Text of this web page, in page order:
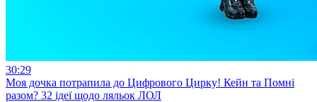
30:29
Моя дочка потрапила до Цифрового Цирку! Кейн та Помні
разом? 32 ідеї щодо ляльок ЛОЛ